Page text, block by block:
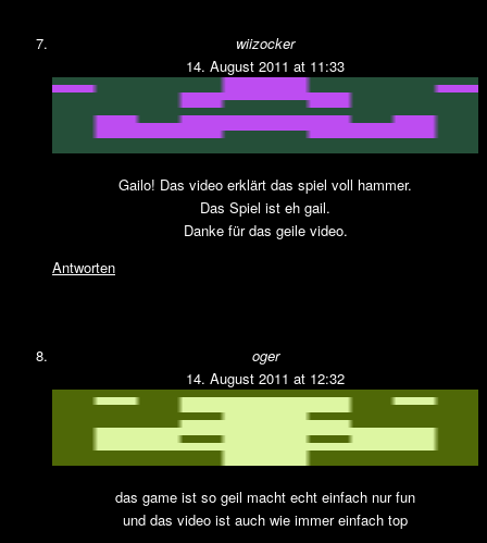
wiizocker
14. August 2011 at 11:33
Gailo! Das video erklärt das spiel voll hammer.
Das Spiel ist eh gail.
Danke für das geile video.
Antworten
oger
14. August 2011 at 12:32
das game ist so geil macht echt einfach nur fun
und das video ist auch wie immer einfach top